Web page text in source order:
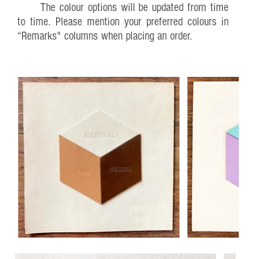
The colour options will be updated from time
to time. Please mention your preferred colours in
“Remarks" columns when placing an order.